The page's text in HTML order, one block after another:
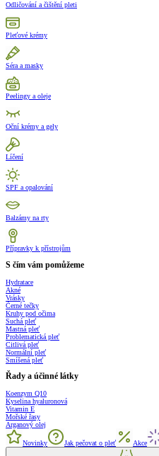
Odličování a čištění pleti
Pleťové krémy
Séra a masky
Peelingy a oleje
Oční krémy a gely
Líčení
SPF a opalování
Balzámy na rty
Přípravky k přístrojům
S čím vám pomůžeme
Hydratace
Akné
Vrásky
Černé tečky
Kruhy pod očima
Suchá pleť
Mastná pleť
Problematická pleť
Citlivá pleť
Normální pleť
Smíšená pleť
Řady a účinné látky
Koenzym Q10
Kyselina hyaluronová
Vitamin E
Mořské řasy
Arganový olej
Novinky Jak pečovat o pleť Akce